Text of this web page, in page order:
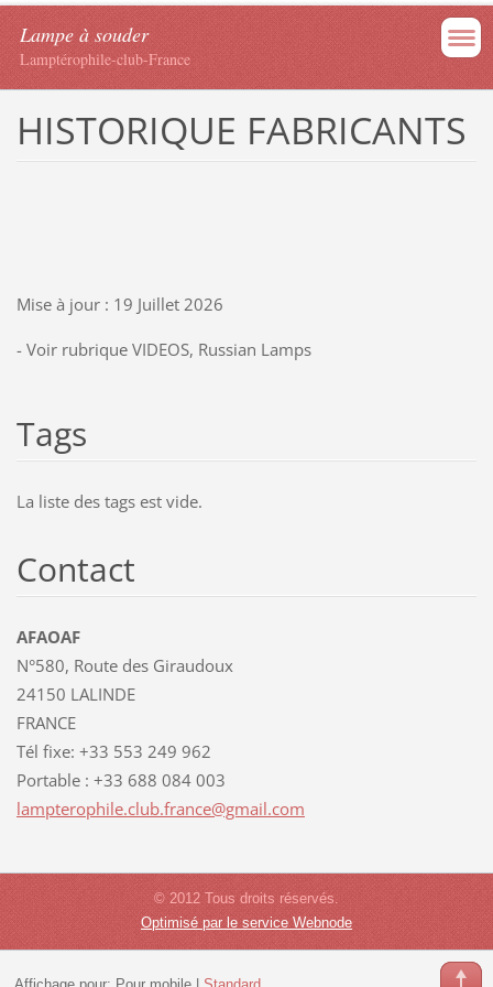
Lampe à souder
Lamptérophile-club-France
HISTORIQUE FABRICANTS
Mise à jour : 19 Juillet 2026
- Voir rubrique VIDEOS, Russian Lamps
Tags
La liste des tags est vide.
Contact
AFAOAF
N°580, Route des Giraudoux
24150 LALINDE
FRANCE
Tél fixe: +33 553 249 962
Portable : +33 688 084 003
lampterophile.club.france@gmail.com
© 2012 Tous droits réservés.
Optimisé par le service Webnode